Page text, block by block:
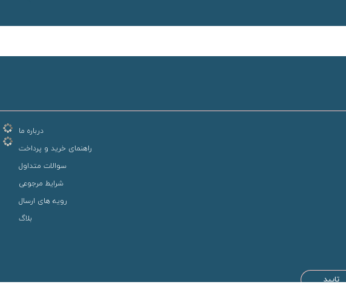
درباره ما
راهنمای خرید و پرداخت
سوالات متداول
شرایط مرجوعی
رویه های ارسال
بلاگ
تایید